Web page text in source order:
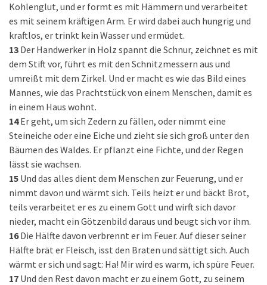
Kohlenglut, und er formt es mit Hämmern und verarbeitet
es mit seinem kräftigen Arm. Er wird dabei auch hungrig und
kraftlos, er trinkt kein Wasser und ermüdet.
13 Der Handwerker in Holz spannt die Schnur, zeichnet es mit
dem Stift vor, führt es mit den Schnitzmessern aus und
umreißt mit dem Zirkel. Und er macht es wie das Bild eines
Mannes, wie das Prachtstück von einem Menschen, damit es
in einem Haus wohnt.
14 Er geht, um sich Zedern zu fällen, oder nimmt eine
Steineiche oder eine Eiche und zieht sie sich groß unter den
Bäumen des Waldes. Er pflanzt eine Fichte, und der Regen
lässt sie wachsen.
15 Und das alles dient dem Menschen zur Feuerung, und er
nimmt davon und wärmt sich. Teils heizt er und bäckt Brot,
teils verarbeitet er es zu einem Gott und wirft sich davor
nieder, macht ein Götzenbild daraus und beugt sich vor ihm.
16 Die Hälfte davon verbrennt er im Feuer. Auf dieser seiner
Hälfte brät er Fleisch, isst den Braten und sättigt sich. Auch
wärmt er sich und sagt: Ha! Mir wird es warm, ich spüre Feuer.
17 Und den Rest davon macht er zu einem Gott, zu seinem